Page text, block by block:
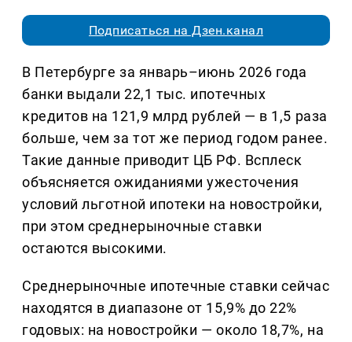
Подписаться на Дзен.канал
В Петербурге за январь–июнь 2026 года
банки выдали 22,1 тыс. ипотечных
кредитов на 121,9 млрд рублей — в 1,5 раза
больше, чем за тот же период годом ранее.
Такие данные приводит ЦБ РФ. Всплеск
объясняется ожиданиями ужесточения
условий льготной ипотеки на новостройки,
при этом среднерыночные ставки
остаются высокими.
Среднерыночные ипотечные ставки сейчас
находятся в диапазоне от 15,9% до 22%
годовых: на новостройки — около 18,7%, на